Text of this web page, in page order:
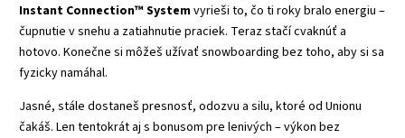
Instant Connection™ Systemvyrieši to, čo ti roky bralo energiu –
čupnutie v snehu a zatiahnutie praciek. Teraz stačí cvaknúť a
hotovo. Konečne si môžeš užívať snowboarding bez toho, aby si sa
fyzicky namáhal.
Jasné, stále dostaneš presnosť, odozvu a silu, ktoré od Unionu
čakáš. Len tentokrát aj s bonusom pre lenivých – výkon bez